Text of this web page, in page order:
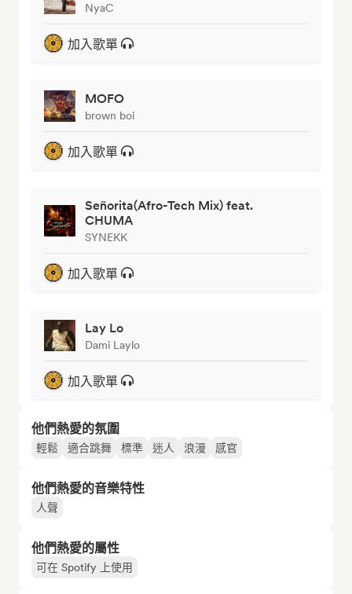
NyaC
加入歌單
MOFO
brown boi
加入歌單
Señorita(Afro-Tech Mix) feat.
CHUMA
SYNEKK
加入歌單
Lay Lo
Dami Laylo
加入歌單
他們熱愛的氛圍
輕鬆 適合跳舞 標準 迷人 浪漫 感官
他們熱愛的音樂特性
人聲
他們熱愛的屬性
可在 Spotify 上使用